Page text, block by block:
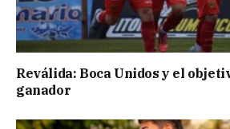
Reválida: Boca Unidos y el
ganador